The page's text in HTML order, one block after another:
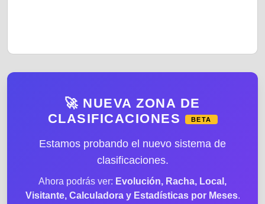
🚀 NUEVA ZONA DE
CLASIFICACIONES
BETA
Estamos probando el nuevo sistema de
clasificaciones.
Ahora podrás ver: Evolución, Racha, Local,
Visitante, Calculadora y Estadísticas por Meses.